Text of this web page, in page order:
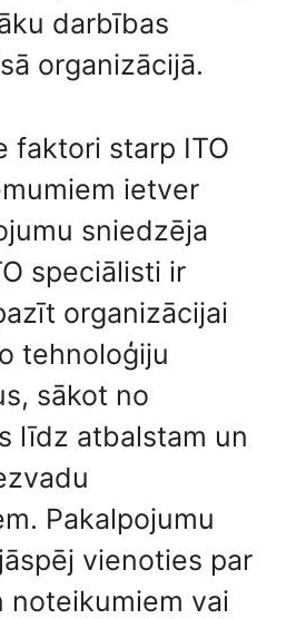
darbības
organizācijā.
faktori starp ITO
ietver
sniedzēja
speciālisti ir
organizācijai
tehnoloģiju
sākot no
līdz atbalstam un
Pakalpojumu
vienoties par
noteikumiem vai